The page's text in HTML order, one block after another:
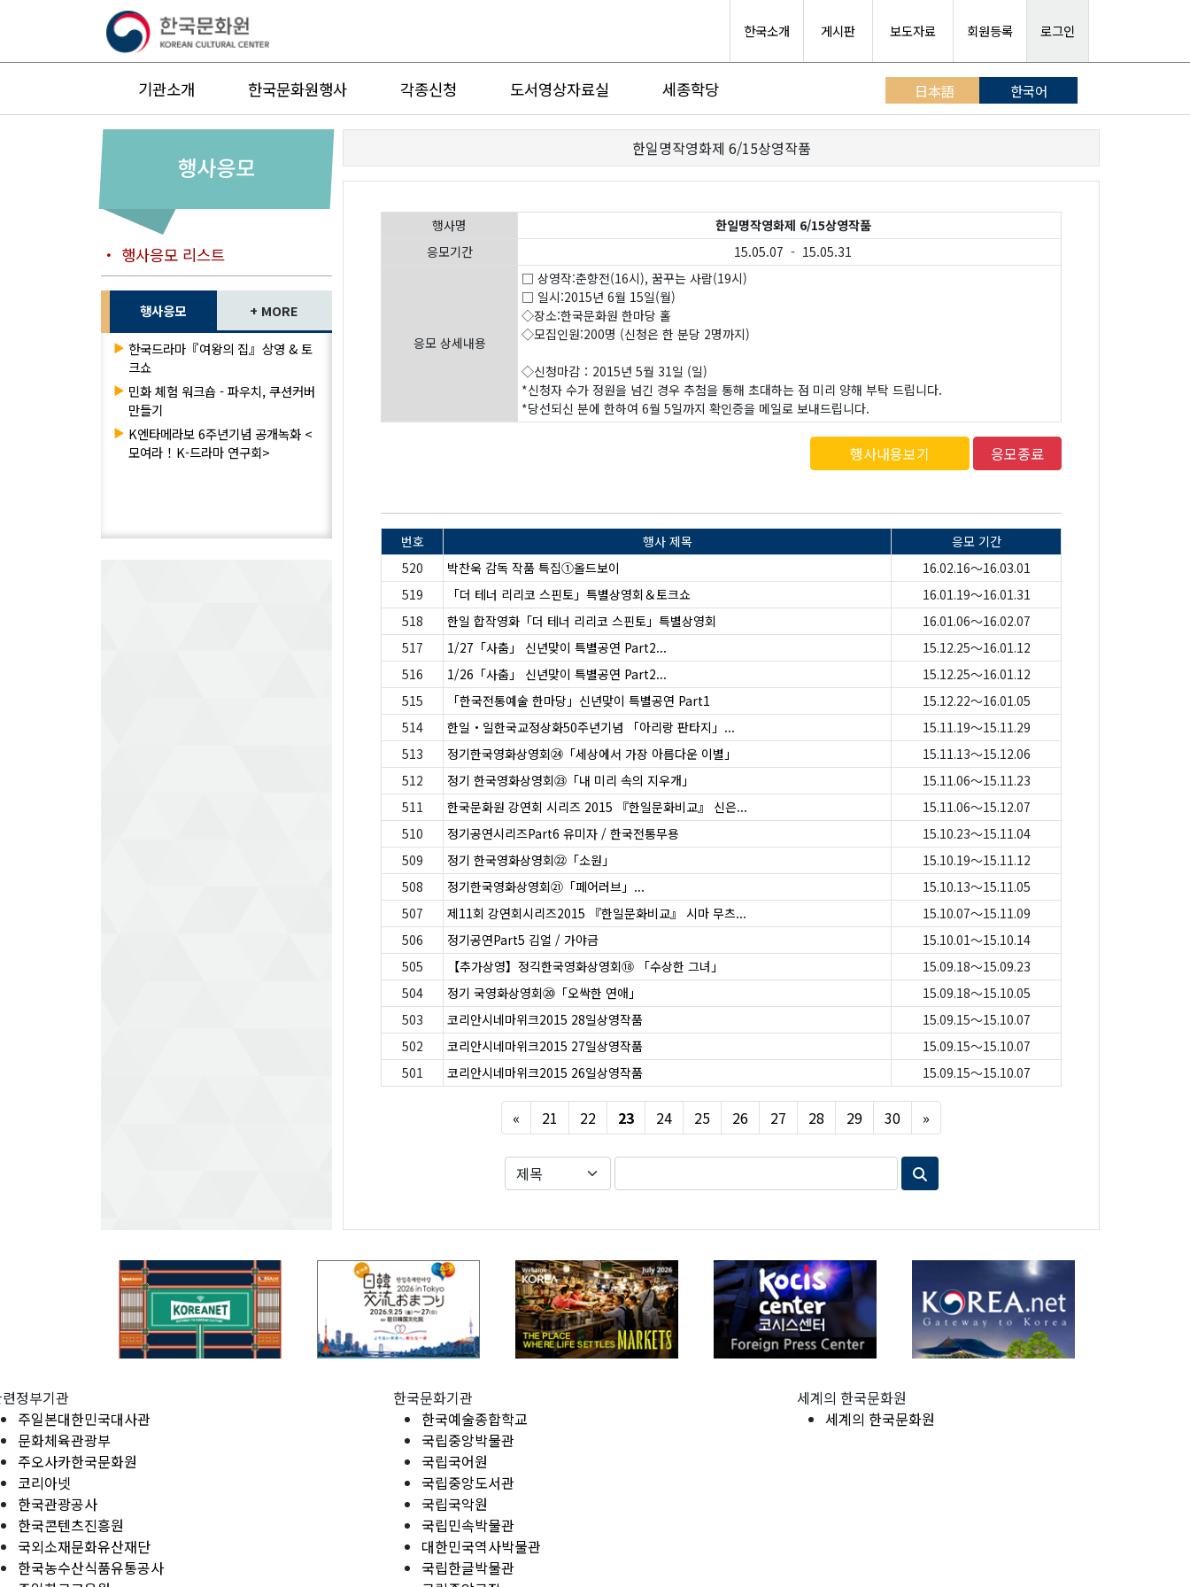
한국소개 게시판 보도자료 회원등록 로그인
기관소개 한국문화원행사 각종신청 도서영상자료실 세종학당 日本語 한국어
행사응모
・ 행사응모 리스트
행사응모 + MORE
▶ 한국드라마『여왕의 집』상영 & 토
크쇼
▶ 민화 체험 워크숍 - 파우치, 쿠션커버
만들기
▶ K엔타메라보 6주년기념 공개녹화 <
모여라！K-드라마 연구회>
한일명작영화제 6/15상영작품
행사명
한일명작영화제 6/15상영작품
응모기간
15.05.07 - 15.05.31
응모 상세내용
□ 상영작:춘향전(16시), 꿈꾸는 사람(19시)
□ 일시:2015년 6월 15일(월)
◇장소:한국문화원 한마당 홀
◇모집인원:200명 (신청은 한 분당 2명까지)
◇신청마감：2015년 5월 31일 (일)
*신청자 수가 정원을 넘긴 경우 추첨을 통해 초대하는 점 미리 양해 부탁 드립니다.
*당선되신 분에 한하여 6월 5일까지 확인증을 메일로 보내드립니다.
행사내용보기 응모종료
번호 행사 제목
응모 기간
520
박찬욱 감독 작품 특집①올드보이
16.02.16～16.03.01
519
「더 테너 리리코 스핀토」특별상영회＆토크쇼
16.01.19～16.01.31
518
한일 합작영화「더 테너 리리코 스핀토」특별상영회
16.01.06～16.02.07
517
1/27「사춤」 신년맞이 특별공연 Part2...
15.12.25～16.01.12
516
1/26「사춤」 신년맞이 특별공연 Part2...
15.12.25～16.01.12
515
「한국전통예술 한마당」신년맞이 특별공연 Part1
15.12.22～16.01.05
514
한일・일한국교정상화50주년기념 「아리랑 판타지」...
15.11.19～15.11.29
513
정기한국영화상영회㉔「세상에서 가장 아름다운 이별」
15.11.13～15.12.06
512
정기 한국영화상영회㉓「내 미리 속의 지우개」
15.11.06～15.11.23
511
한국문화원 강연회 시리즈 2015 『한일문화비교』 신은...
15.11.06～15.12.07
510
정기공연시리즈Part6 유미자 / 한국전통무용
15.10.23～15.11.04
509
정기 한국영화상영회㉒「소원」
15.10.19～15.11.12
508
정기한국영화상영회㉑「페어러브」...
15.10.13～15.11.05
507
제11회 강연회시리즈2015 『한일문화비교』 시마 무츠...
15.10.07～15.11.09
506
정기공연Part5 김얼 / 가야금
15.10.01～15.10.14
505
【추가상영】정긱한국영화상영회⑱ 「수상한 그녀」
15.09.18～15.09.23
504
정기 국영화상영회⑳「오싹한 연애」
15.09.18～15.10.05
503
코리안시네마위크2015 28일상영작품
15.09.15～15.10.07
502
코리안시네마위크2015 27일상영작품
15.09.15～15.10.07
501
코리안시네마위크2015 26일상영작품 15.09.15～15.10.07
« Previous
21 22 23 24 25 26 27 28 29 30 »
정부기관
주일본대한민국대사관
문화체육관광부
주오사카한국문화원
코리아넷
한국관광공사
한국콘텐츠진흥원
국외소재문화유산재단
한국농수산식품유통공사
한국문화기관
한국예술종합학교
국립중앙박물관
국립국어원
국립중앙도서관
국립국악원
국립민속박물관
대한민국역사박물관
국립한글박물관
세계의 한국문화원
세계의 한국문화원